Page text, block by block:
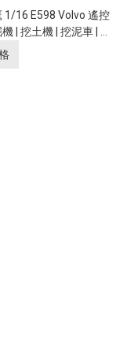
1/16 E598 Volvo 遙控
| 挖土機 | 挖泥車 | 全
| 富豪汽車授權